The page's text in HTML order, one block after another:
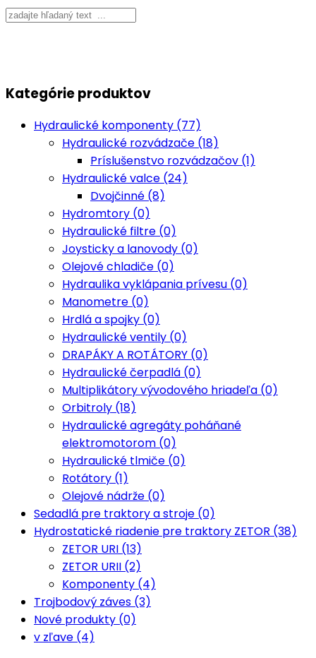
Kategórie produktov
Hydraulické komponenty (77)
Hydraulické rozvádzače (18)
Príslušenstvo rozvádzačov (1)
Hydraulické valce (24)
Dvojčinné (8)
Hydromtory (0)
Hydraulické filtre (0)
Joysticky a lanovody (0)
Olejové chladiče (0)
Hydraulika vyklápania prívesu (0)
Manometre (0)
Hrdlá a spojky (0)
Hydraulické ventily (0)
DRAPÁKY A ROTÁTORY (0)
Hydraulické čerpadlá (0)
Multiplikátory vývodového hriadeľa (0)
Orbitroly (18)
Hydraulické agregáty poháňané
elektromotorom (0)
Hydraulické tlmiče (0)
Rotátory (1)
Olejové nádrže (0)
Sedadlá pre traktory a stroje (0)
Hydrostatické riadenie pre traktory ZETOR (38)
ZETOR URI (13)
ZETOR URII (2)
Komponenty (4)
Trojbodový záves (3)
Nové produkty (0)
v zľave (4)